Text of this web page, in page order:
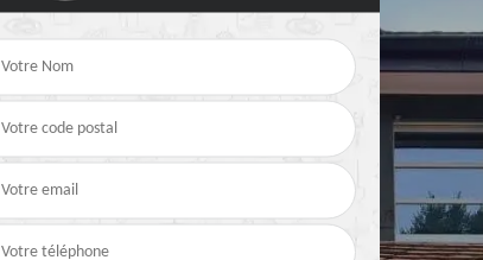
Rehaussement de
Devis fuite de toiture
Suisse